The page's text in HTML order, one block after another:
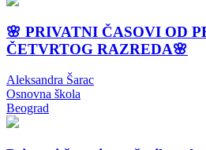
🌸 PRIVATNI ČASOVI OD
ČETVRTOG RAZREDA🌸
Aleksandra Šarac
Osnovna škola
Beograd